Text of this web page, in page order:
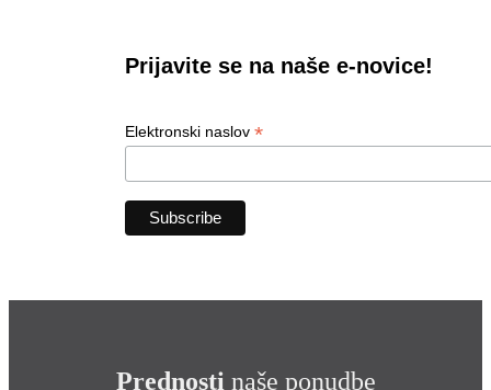
Prijavite se na naše e-novice!
Elektronski naslov*
Prednosti naše ponudbe